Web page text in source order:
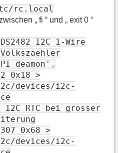
rc.local
„ fi “ und „ exit 0 “
I2C 1-Wire
deamon'.
0x18 >
devices/i2c-
RTC bei grosser
0x68 >
devices/i2c-